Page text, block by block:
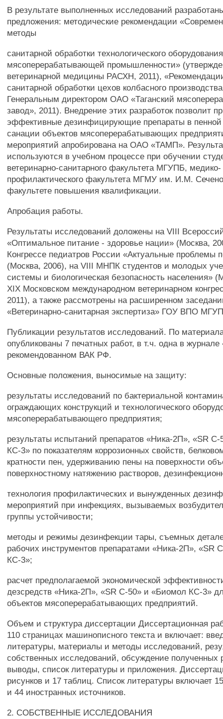
В результате выполненных исследований
предложения: методические рекомендации
методы
санитарной обработки технологического
мясоперерабатывающей промышленности»
ветеринарной медицины РАСХН, 2011),
санитарной обработки цехов колбасного
Генеральным директором ОАО «Таганский
завод», 2011). Внедрение этих разработок позволит
эффективные дезинфицирующие препараты в
санации объектов мясоперерабатывающих
мероприятий апробирована на ОАО «ТАМП».
используются в учебном процессе при обучении
ветеринарно-санитарного факультета МГУПБ, медико-
профилактического факультета МГМУ им. И.М.
факультете повышения квалификации.
Апробация работы.
Результаты исследований доложены на VIII
«Оптимальное питание - здоровье нации» (Москва,
Конгрессе педиатров России «Актуальные проблемы
(Москва, 2006), на VIII МНПК студентов и молодых
системы и биологическая безопасность населения»
XIX Московском международном ветеринарном
2011), а также рассмотрены на расширенном
«Ветеринарно-санитарная экспертиза» ГОУ ВПО
Публикации результатов исследований. По
опубликованы 7 печатных работ, в т.ч. одна в
рекомендованном ВАК РФ.
Основные положения, выносимые на защиту:
результаты исследований по бактериальной
ограждающих конструкций и технологического
мясоперерабатывающего предприятия;
результаты испытаний препаратов «Ника-2П», «SR
КС-3» по показателям коррозионных свойств,
кратности пен, удерживанию пены на поверхности
поверхностному натяжению растворов,
технология профилактических и вынужденных
мероприятий при инфекциях, вызываемых
группы устойчивости;
методы и режимы дезинфекции тары, съемных
рабочих инструментов препаратами «Ника-2П», «SR
КС-3»;
расчет предполагаемой экономической
дезсредств «Ника-2П», «SR С-50» и «Биомол КС-3»
объектов мясоперерабатывающих предприятий.
Объем и структура диссертации Диссертационная
110 страницах машинописного текста и включает:
литературы, материалы и методы исследований,
собственных исследований, обсуждение полученных
выводы, список литературы и приложения.
рисунков и 17 таблиц. Список литературы включает
и 44 иностранных источников.
2. СОБСТВЕННЫЕ ИССЛЕДОВАНИЯ